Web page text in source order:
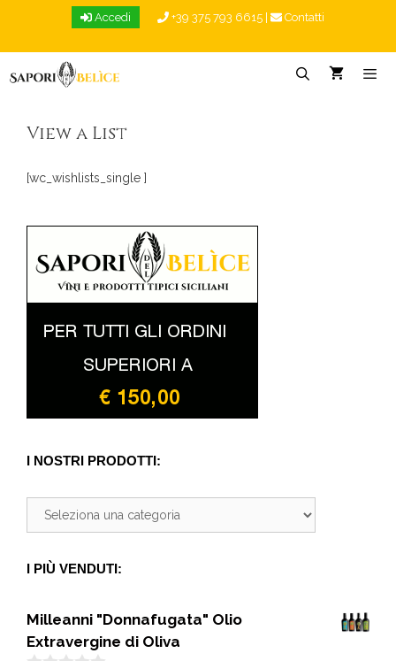
Accedi +39 375 793 6615 Contatti
View a List
[wc_wishlists_single ]
I NOSTRI PRODOTTI:
I PIÙ VENDUTI:
Milleanni "Donnafugata" Olio
Extravergine di Oliva